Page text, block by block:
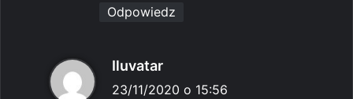
Odpowiedz
Iluvatar
i
23/11/2020 o 15:56